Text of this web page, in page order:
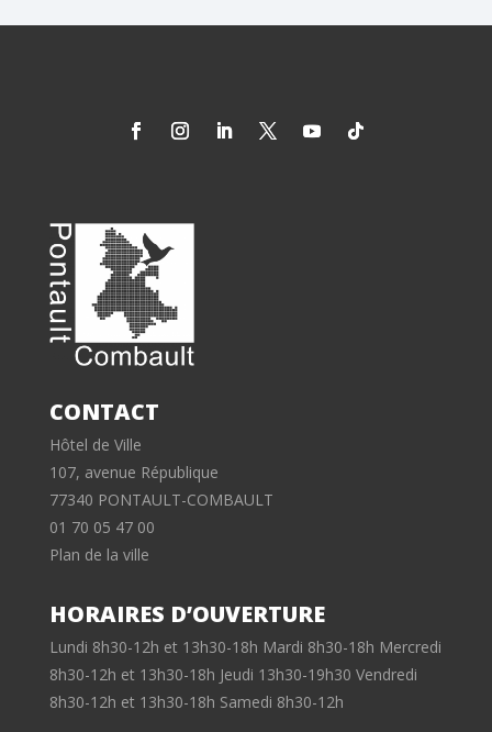
CONTACT
Hôtel de Ville
107, avenue République
77340 PONTAULT-COMBAULT
01 70 05 47 00
Plan de la ville
HORAIRES D’OUVERTURE
Lundi 8h30-12h et 13h30-18h Mardi 8h30-18h Mercredi
8h30-12h et 13h30-18h Jeudi 13h30-19h30 Vendredi
8h30-12h et 13h30-18h Samedi 8h30-12h